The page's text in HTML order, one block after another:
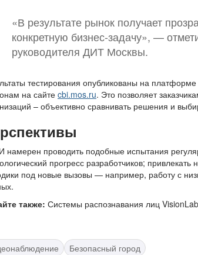
«В результате рынок получает
конкретную бизнес-задачу», —
руководителя ДИТ Москвы.
тестирования опубликованы на
на сайте cbi.mos.ru. Это позволяет
– объективно сравнивать решения и
намерен проводить подобные испытания
прогресс разработчиков;
под новые вызовы — например, работу с
также: Системы распознавания лиц
Безопасный город